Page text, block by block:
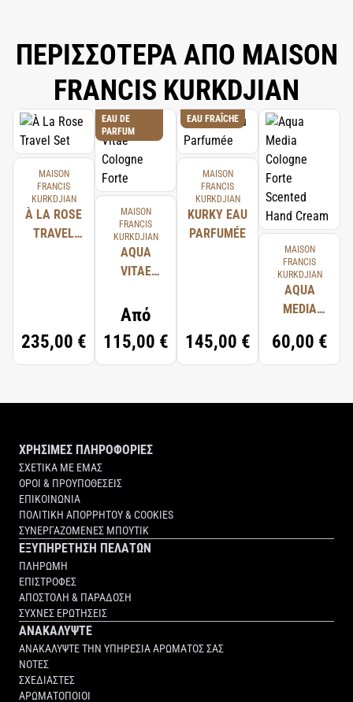
ΠΕΡΙΣΣΟΤΕΡΑ ΑΠΟ MAISON
FRANCIS KURKDJIAN
MAISON
FRANCIS
KURKDJIAN
À LA ROSE
TRAVEL
235,00 €
EAU DE
PARFUM
MAISON
FRANCIS
KURKDJIAN
AQUA
VITAE
FORTE
Από
115,00 €
EAU FRAÎCHE
MAISON
FRANCIS
KURKDJIAN
KURKY EAU
PARFUMÉE
145,00 €
MAISON
FRANCIS
KURKDJIAN
AQUA
MEDIA
FORTE
SCENTED
CREAM
60,00 €
ΧΡΗΣΙΜΕΣ ΠΛΗΡΟΦΟΡΙΕΣ
ΣΧΕΤΙΚΑ ΜΕ ΕΜΑΣ
ΟΡΟΙ & ΠΡΟΥΠΟΘΕΣΕΙΣ
ΕΠΙΚΟΙΝΩΝΙΑ
ΠΟΛΙΤΙΚΗ ΑΠΟΡΡΗΤΟΥ & COOKIES
ΣΥΝΕΡΓΑΖΟΜΕΝΕΣ ΜΠΟΥΤΙΚ
ΕΞΥΠΗΡΕΤΗΣΗ ΠΕΛΑΤΩΝ
ΠΛΗΡΩΜΗ
ΕΠΙΣΤΡΟΦΕΣ
ΑΠΟΣΤΟΛΗ & ΠΑΡΑΔΟΣΗ
ΣΥΧΝΕΣ ΕΡΩΤΗΣΕΙΣ
ΑΝΑΚΑΛΥΨΤΕ
ΑΝΑΚΑΛΥΨΤΕ ΤΗΝ ΥΠΗΡΕΣΙΑ ΑΡΩΜΑΤΟΣ ΣΑΣ
ΝΟΤΕΣ
ΣΧΕΔΙΑΣΤΕΣ
ΑΡΩΜΑΤΟΠΟΙΟΙ